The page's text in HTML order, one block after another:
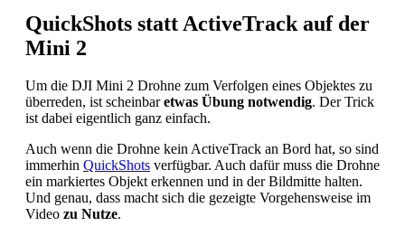
QuickShots statt ActiveTrack auf der
Mini 2
Um die DJI Mini 2 Drohne zum Verfolgen eines Objektes zu
überreden, ist scheinbaretwas Übung notwendig. Der Trick
ist dabei eigentlich ganz einfach.
Auch wenn die Drohne kein ActiveTrack an Bord hat, so sind
immerhin QuickShots verfügbar. Auch dafür muss die Drohne
ein markiertes Objekt erkennen und in der Bildmitte halten.
Und genau, dass macht sich die gezeigte Vorgehensweise im
Video zu Nutze.